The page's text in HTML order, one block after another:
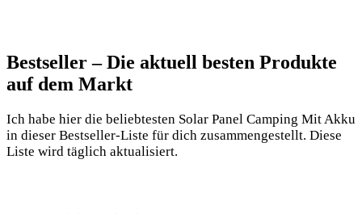
Bestseller – ​Die aktuell besten Produkte‍
auf⁤ dem Markt
Ich habe hier⁤ die‌ beliebtesten Solar Panel Camping Mit⁤ Akku
in dieser Bestseller-Liste ‌für‌ dich⁣ zusammengestellt. Diese
Liste wird⁣ täglich aktualisiert.